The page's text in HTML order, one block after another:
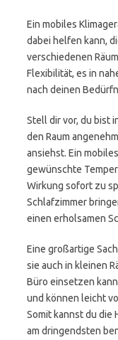
Ein mobiles
dabei helfen kann,
verschiedenen
Flexibilität, es in
nach deinen
Stell dir vor, du bist
den Raum
ansiehst. Ein
gewünschte
Wirkung sofort zu
Schlafzimmer
einen erholsamen
Eine großartige
sie auch in kleinen
Büro einsetzen
und können leicht
Somit kannst du die
am dringendsten